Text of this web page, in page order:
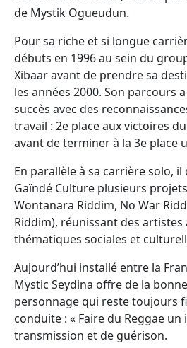
de Mystik Ogueudun.
Pour sa riche et si longue
débuts en 1996 au sein du
Xibaar avant de prendre sa
les années 2000. Son parcours
succès avec des
travail : 2e place aux victoires
avant de terminer à la 3e place
En parallèle à sa carrière solo,
Gaïndé Culture plusieurs
Wontanara Riddim, No War
Riddim), réunissant des
thématiques sociales et
Aujourd’hui installé entre la
Mystic Seydina offre de la
personnage qui reste toujours
conduite : « Faire du Reggae
transmission et de guérison.